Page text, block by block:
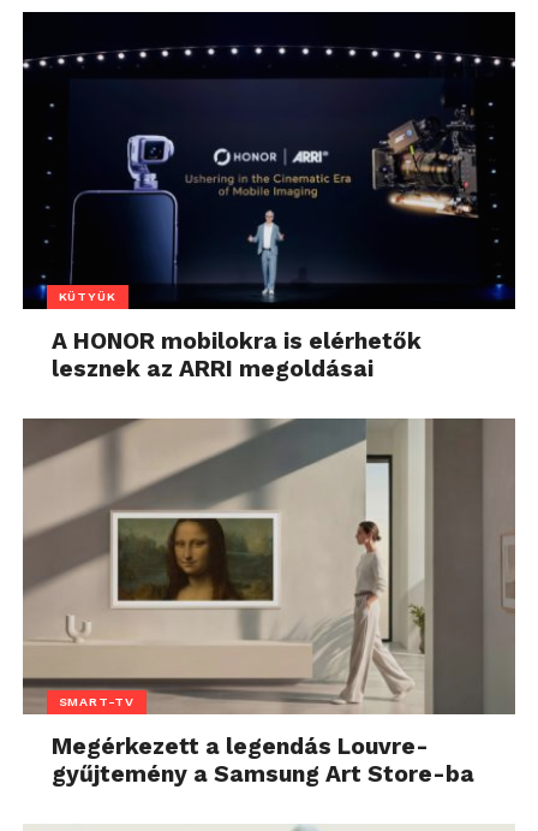
KÜTYÜK
A HONOR mobilokra is elérhetők
lesznek az ARRI megoldásai
SMART-TV
Megérkezett a legendás Louvre-
gyűjtemény a Samsung Art Store-ba